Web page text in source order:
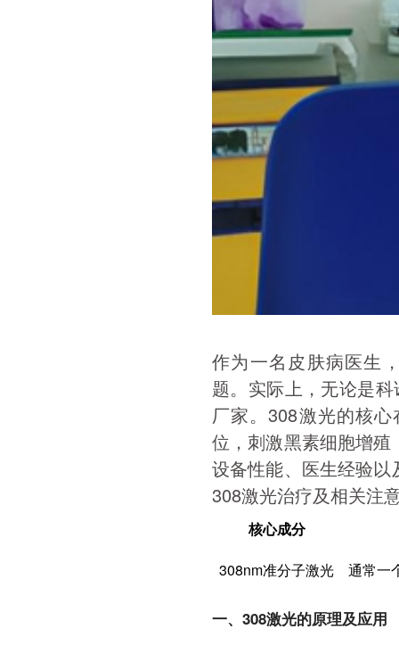
作为一名皮肤病医生
题。实际上，无论是
厂家。308激光的核
位，刺激黑素细胞增
设备性能、医生经验
308激光治疗及相关注
核心成分
308nm准分子激光
通常一
一、308激光的原理及应用